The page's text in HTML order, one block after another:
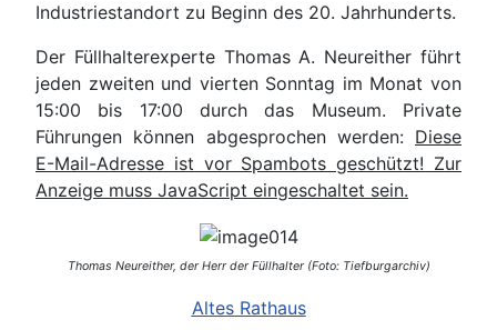
Industriestandort zu Beginn des 20. Jahrhunderts.
Der Füllhalterexperte Thomas A. Neureither führt
jeden zweiten und vierten Sonntag im Monat von
15:00 bis 17:00 durch das Museum. Private
Führungen können abgesprochen werden: Diese
E-Mail-Adresse ist vor Spambots geschützt! Zur
Anzeige muss JavaScript eingeschaltet sein.
Thomas Neureither, der Herr der Füllhalter (Foto: Tiefburgarchiv)
Altes Rathaus